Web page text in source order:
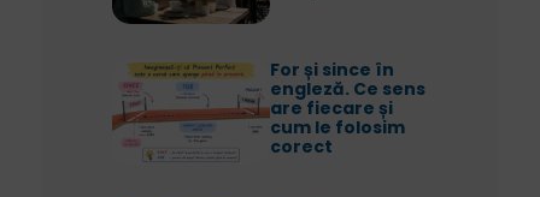
For și since în
engleză. Ce sens
are fiecare și
cum le folosim
corect